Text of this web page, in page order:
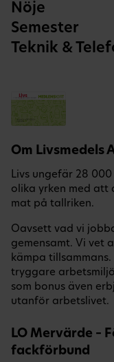
Nöje
Semester
Teknik &
Om Livsmedels
Livs ungefär 28
olika yrken med att
mat på tallriken.
Oavsett vad vi
gemensamt. Vi vet
kämpa
tryggare
som bonus även
utanför arbetslivet.
LO Mervärde –
fackförbund